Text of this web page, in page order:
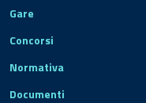
Gare
Concorsi
Normativa
Documenti